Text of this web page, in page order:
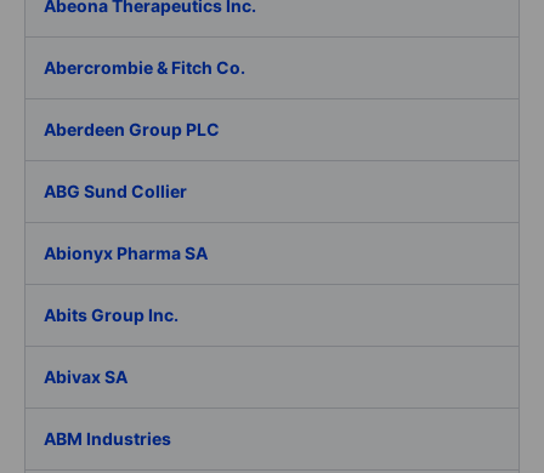
Abeona Therapeutics Inc.
Abercrombie & Fitch Co.
Aberdeen Group PLC
ABG Sund Collier
Abionyx Pharma SA
Abits Group Inc.
Abivax SA
ABM Industries